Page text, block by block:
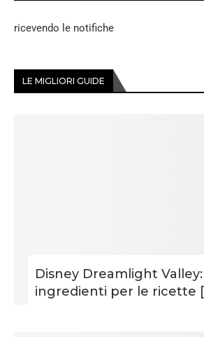
ricevendo le notifiche
LE MIGLIORI GUIDE
Disney Dreamlight
ingredienti per le ricette